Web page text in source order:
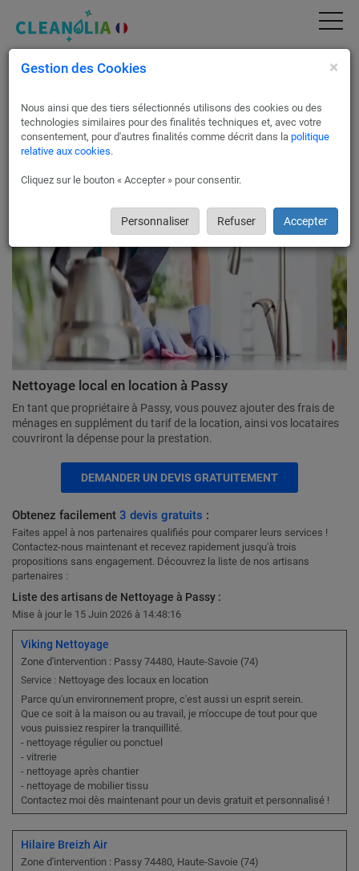
Nettoyage Hôtel & Maison & Appartement en
Service Pro (74480)
A l’issue du séjour de vos locataires, est important de
procéder au ménage et au nettoyage de votre appartement ou
Nettoyage local en location à Passy
En tant que propriétaire à Passy, vous pouvez ajouter des frais de
ménages en supplément du tarif de la location, ainsi vos locataires
couvriront la dépense pour la prestation.
DEMANDER UN DEVIS GRATUITEMENT
Obtenez facilement 3 devis gratuits :
Faites appel à nos partenaires qualifiés pour comparer leurs services !
Contactez-nous maintenant et recevez rapidement jusqu'à trois
propositions sans engagement. Découvrez la liste de nos artisans
partenaires :
Liste des artisans de Nettoyage à Passy :
Mise à jour le 15 Juin 2026 à 14:48:16
Viking Nettoyage
Zone d'intervention : Passy 74480, Haute-Savoie (74)
Service : Nettoyage des locaux en location
Parce qu'un environnement propre, c'est aussi un esprit serein.
Que ce soit à la maison ou au travail, je m'occupe de tout pour que
vous puissiez respirer la tranquillité.
- nettoyage régulier ou ponctuel
- vitrerie
- nettoyage après chantier
- nettoyage de mobilier tissu
Contactez moi dès maintenant pour un devis gratuit et personnalisé !
Hilaire Breizh Air
Zone d'intervention : Passy 74480, Haute-Savoie (74)
Gestion des Cookies ×
Nous ainsi que des tiers sélectionnés utilisons des cookies ou des
technologies similaires pour des finalités techniques et, avec votre
consentement, pour d'autres finalités comme décrit dans la politique
relative aux cookies.
Cliquez sur le bouton « Accepter » pour consentir.
Personnaliser Refuser Accepter